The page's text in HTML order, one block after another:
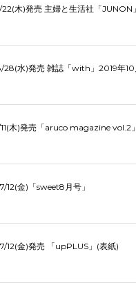
22(木)発売 主婦と生活社「JUNON
28(水)発売 雑誌「with」2019年
11(木)発売「aruco magazine vol.2」
12(金)「sweet8月号」
7/12(金)発売 「upPLUS」(表紙)